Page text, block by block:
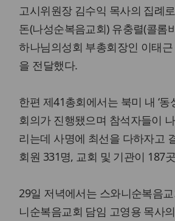
고시위원장 김수익 목사의 집례
돈(나성순복음교회) 유충렬(콜롬
하나님의성회 부총회장인 이태
을 전달했다.
한편 제41총회에서는 북미 내 ‘
회의가 진행됐으며 참석자들이
리는데 사명에 최선을 다하자고
회원 331명, 교회 및 기관이 187
29일 저녁에서는 스와니순복음
니순복음교회 담임 고영용 목사